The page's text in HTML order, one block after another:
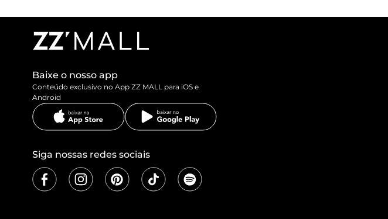
Baixe o nosso app
Conteúdo exclusivo no App ZZ MALL para iOS e
Android
Siga nossas redes sociais